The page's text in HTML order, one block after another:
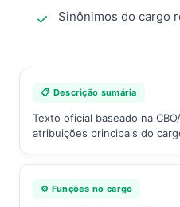
Sinônimos do cargo
📋 Descrição sumária
Texto oficial baseado na
atribuições principais do
⚙️ Funções no cargo